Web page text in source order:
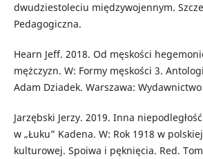
dwudziestoleciu międzywojennym.
Pedagogiczna.
Hearn Jeff. 2018. Od męskości
mężczyzn. W: Formy męskości 3.
Adam Dziadek. Warszawa: Wydawnictwo
Jarzębski Jerzy. 2019. Inna
w „Łuku” Kadena. W: Rok 1918 w
kulturowej. Spoiwa i pęknięcia. Red.